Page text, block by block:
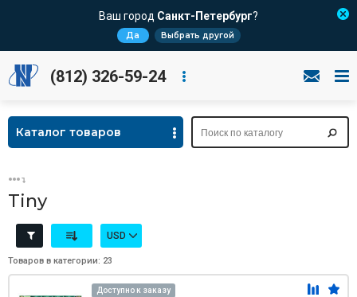
Ваш город Санкт-Петербург?
Да Выбрать другой
(812) 326-59-24
Каталог товаров
Tiny
USD
Товаров в категории: 23
Доступно к заказу